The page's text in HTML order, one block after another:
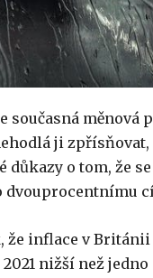
současná měnová
ji
důkazy o tom, že
dvouprocentnímu
že inflace v
nižší než